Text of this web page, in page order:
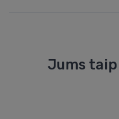
Jums